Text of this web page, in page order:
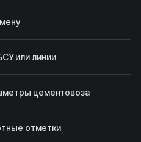
или линии
цементовоза
отметки